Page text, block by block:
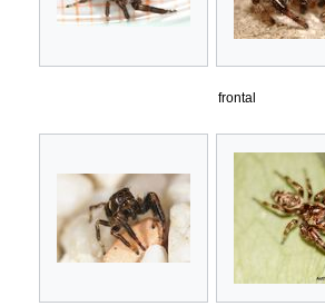
frontal